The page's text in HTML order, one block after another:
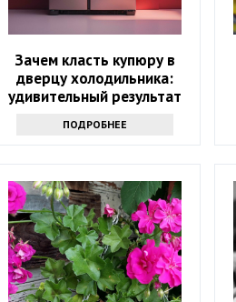
Зачем класть купюру в
дверцу холодильника:
удивительный результат
ПОДРОБНЕЕ